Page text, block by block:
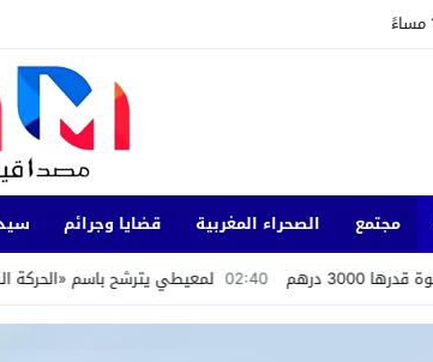
مجتمع الصحراء المغربية قضايا وجرائم
02:40 لمعيطي يترشح باسم «الحركة الشعبية» بدائرة